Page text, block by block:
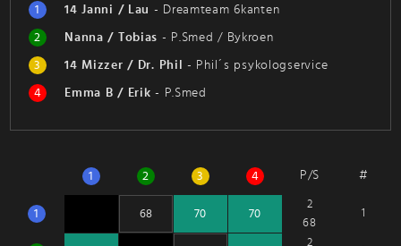
1 14 Janni / Lau - Dreamteam 6kanten
2
Nanna / Tobias - P.Smed / Bykroen
3
14 Mizzer / Dr. Phil - Phil´s psykologservice
4
Emma B / Erik - P.Smed
1 2 3 4 P/S #
1
2
68
1
2